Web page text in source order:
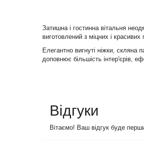
Затишна і гостинна вітальня
виготовлений з міцних і
Елегантно вигнуті ніжки, скляна
доповнює більшість інтер'єрів,
Відгуки
Вітаємо! Ваш відгук буде